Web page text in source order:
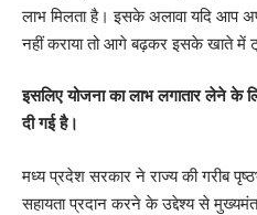
लाभ मिलता है। इसके अलावा यदि आप
नहीं कराया तो आगे बढ़कर इसके खाते में
इसलिए योजना का लाभ लगातार लेने के
दी गई है।
मध्य प्रदेश सरकार ने राज्य की गरीब
सहायता प्रदान करने के उद्देश्य से